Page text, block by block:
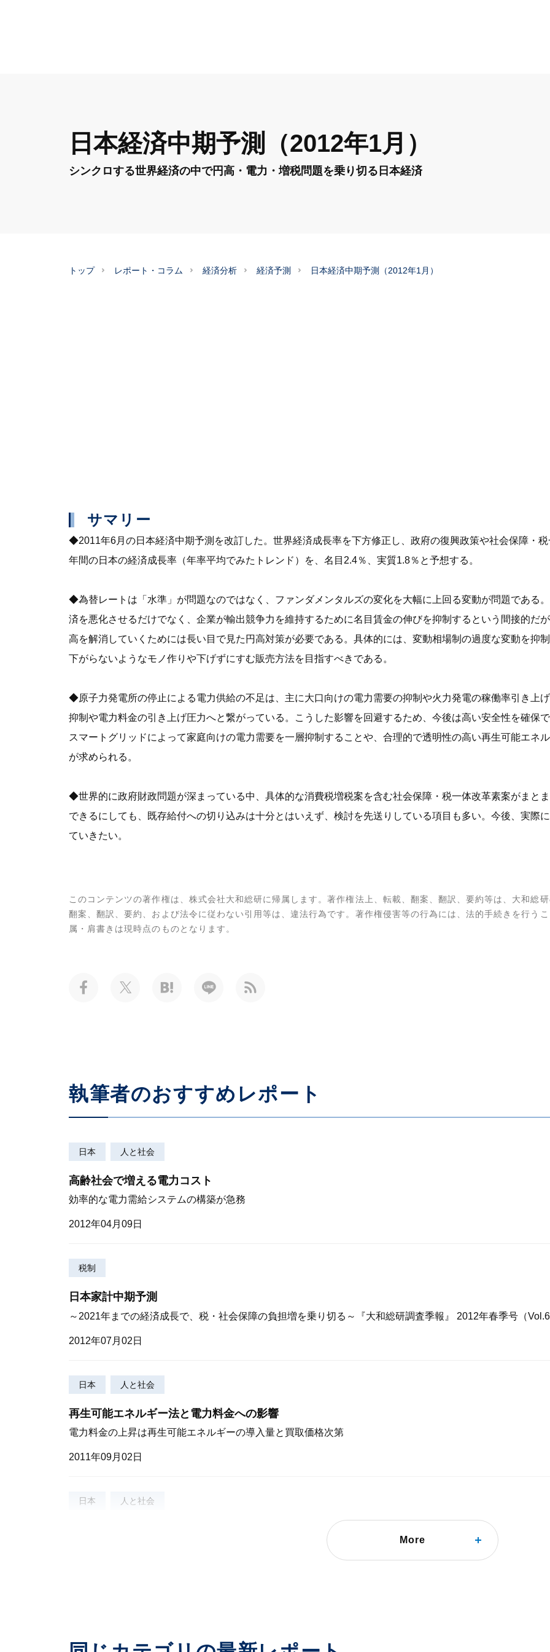
日本経済中期予測（2012年1月）
シンクロする世界経済の中で円高・電力・増税問題を乗り切る日本経済
トップ レポート・コラム 経済分析 経済予測 日本経済中期予測（2012年1月）
サマリー
◆2011年6月の日本経済中期予測を改訂した。世界経済成長率を下方修正し、政府の復興政策や社会保障・
年間の日本の経済成長率（年率平均でみたトレンド）を、名目2.4％、実質1.8％と予想する。
◆為替レートは「水準」が問題なのではなく、ファンダメンタルズの変化を大幅に上回る変動が問題である
済を悪化させるだけでなく、企業が輸出競争力を維持するために名目賃金の伸びを抑制するという間接的だ
高を解消していくためには長い目で見た円高対策が必要である。具体的には、変動相場制の過度な変動を抑
下がらないようなモノ作りや下げずにすむ販売方法を目指すべきである。
◆原子力発電所の停止による電力供給の不足は、主に大口向けの電力需要の抑制や火力発電の稼働率引き上
抑制や電力料金の引き上げ圧力へと繋がっている。こうした影響を回避するため、今後は高い安全性を確保
スマートグリッドによって家庭向けの電力需要を一層抑制することや、合理的で透明性の高い再生可能エネ
が求められる。
◆世界的に政府財政問題が深まっている中、具体的な消費税増税案を含む社会保障・税一体改革素案がまと
できるにしても、既存給付への切り込みは十分とはいえず、検討を先送りしている項目も多い。今後、実際
ていきたい。
このコンテンツの著作権は、株式会社大和総研に帰属します。著作権法上、転載、翻案、翻訳、要約等は、大和総
翻案、翻訳、要約、および法令に従わない引用等は、違法行為です。著作権侵害等の行為には、法的手続きを行う
属・肩書きは現時点のものとなります。
執筆者のおすすめレポート
日本 人と社会
高齢社会で増える電力コスト
効率的な電力需給システムの構築が急務
2012年04月09日
税制
日本家計中期予測
～2021年までの経済成長で、税・社会保障の負担増を乗り切る～『大和総研調査季報』 2012年春季号（
2012年07月02日
日本 人と社会
再生可能エネルギー法と電力料金への影響
電力料金の上昇は再生可能エネルギーの導入量と買取価格次第
2011年09月02日
日本 人と社会
価格メカニズムとスマートグリッドの活用で需要をコントロール
More